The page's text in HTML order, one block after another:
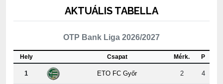
OTP Bank Liga 2026/2027
Csapat
1 ETO FC Győr 2 4
2 MTK Budapest 2 4